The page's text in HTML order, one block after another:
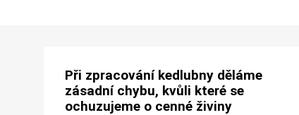
Při zpracování kedlubny děláme
zásadní chybu, kvůli které se
ochuzujeme o cenné živiny